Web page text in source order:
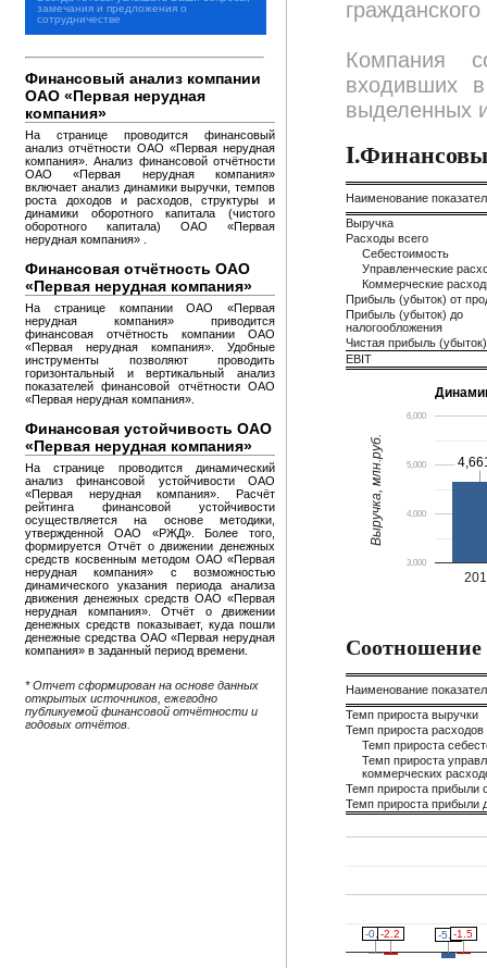
замечания и предложения о
сотрудничестве
Финансовый анализ компании
ОАО «Первая нерудная
компания»
На странице проводится финансовый
анализ отчётности ОАО «Первая нерудная
компания». Анализ финансовой отчётности
ОАО «Первая нерудная компания»
включает анализ динамики выручки, темпов
роста доходов и расходов, структуры и
динамики оборотного капитала (чистого
оборотного капитала) ОАО «Первая
нерудная компания» .
Финансовая отчётность ОАО
«Первая нерудная компания»
На странице компании ОАО «Первая
нерудная компания» приводится
финансовая отчётность компании ОАО
«Первая нерудная компания». Удобные
инструменты позволяют проводить
горизонтальный и вертикальный анализ
показателей финансовой отчётности ОАО
«Первая нерудная компания».
Финансовая устойчивость ОАО
«Первая нерудная компания»
На странице проводится динамический
анализ финансовой устойчивости ОАО
«Первая нерудная компания». Расчёт
рейтинга финансовой устойчивости
осуществляется на основе методики,
утвержденной ОАО «РЖД». Более того,
формируется Отчёт о движении денежных
средств косвенным методом ОАО «Первая
нерудная компания» с возможностью
динамического указания периода анализа
движения денежных средств ОАО «Первая
нерудная компания». Отчёт о движении
денежных средств показывает, куда пошли
денежные средства ОАО «Первая нерудная
компания» в заданный период времени.
* Отчет сформирован на основе данных
открытых источников, ежегодно
публикуемой финансовой отчётности и
годовых отчётов.
Компания
входивших
выделенных
Наименование
Выручка
Расходы всего
Себестоимость
Управленческие
Коммерческие
Прибыль (убыток) от
Прибыль (убыток) до
налогообложения
Чистая прибыль (убыток)
EBIT
3,000
4,000
5,000
6,000
Выручка, млн.руб.
Соотношение
Наименование
Темп прироста выручки
Темп прироста расходов
Темп прироста
Темп прироста
коммерческих
Темп прироста прибыли
Темп прироста прибыли
-0.9
-0.9 -5.3
-5.3
-2.2
-2.2 -1.5
-1.5